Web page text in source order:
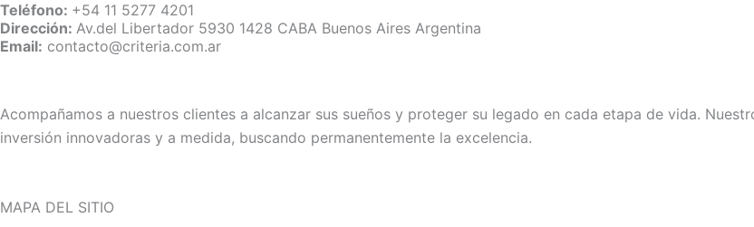
Teléfono: +54 11 5277 4201
Dirección: Av.del Libertador 5930 1428 CABA Buenos Aires Argentina
Email: contacto@criteria.com.ar
Acompañamos a nuestros clientes a alcanzar sus sueños y proteger su legado en cada etapa de vida.
inversión innovadoras y a medida, buscando permanentemente la excelencia.
MAPA DEL SITIO